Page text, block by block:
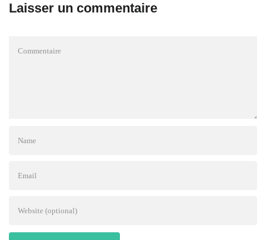
Laisser un commentaire